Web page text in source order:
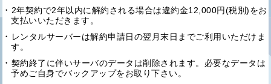
2年契約で2年以内に解約される場合は違約金12,000円(税別)をお
支払いいただきます。
レンタルサーバーは解約申請日の翌月末日までご利用いただけま
す。
契約終了に伴いサーバのデータは削除されます。必要なデータは
予めご自身でバックアップをお取り下さい。